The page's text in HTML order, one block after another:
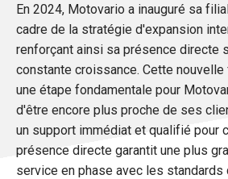
En 2024, Motovario a inauguré sa
cadre de la stratégie d'expansion
renforçant ainsi sa présence directe
constante croissance. Cette
une étape fondamentale pour
d'être encore plus proche de ses
un support immédiat et qualifié pour
présence directe garantit une plus
service en phase avec les